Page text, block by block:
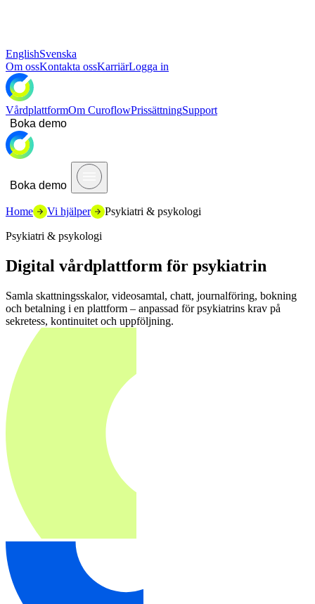
EnglishSvenska
Om ossKontakta ossKarriärLogga in
VårdplattformOm CuroflowPrissättningSupport
Boka demo
Boka demo
Home Vi hjälper Psykiatri & psykologi
Psykiatri & psykologi
Digital vårdplattform för psykiatrin
Samla skattningsskalor, videosamtal, chatt, journalföring, bokning
och betalning i en plattform – anpassad för psykiatrins krav på
sekretess, kontinuitet och uppföljning.